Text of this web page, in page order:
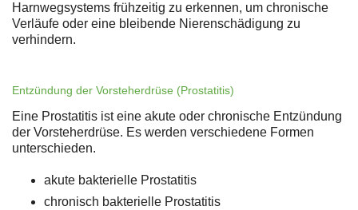
Harnwegsystems frühzeitig zu erkennen, um chronische
Verläufe oder eine bleibende Nierenschädigung zu
verhindern.
Entzündung der Vorsteherdrüse (Prostatitis)
Eine Prostatitis ist eine akute oder chronische Entzündung
der Vorsteherdrüse. Es werden verschiedene Formen
unterschieden.
akute bakterielle Prostatitis
chronisch bakterielle Prostatitis